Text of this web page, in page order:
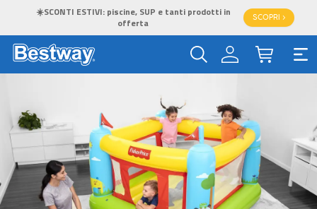
☀️SCONTI ESTIVI: piscine, SUP e tanti prodotti in
offerta
SCOPRI >